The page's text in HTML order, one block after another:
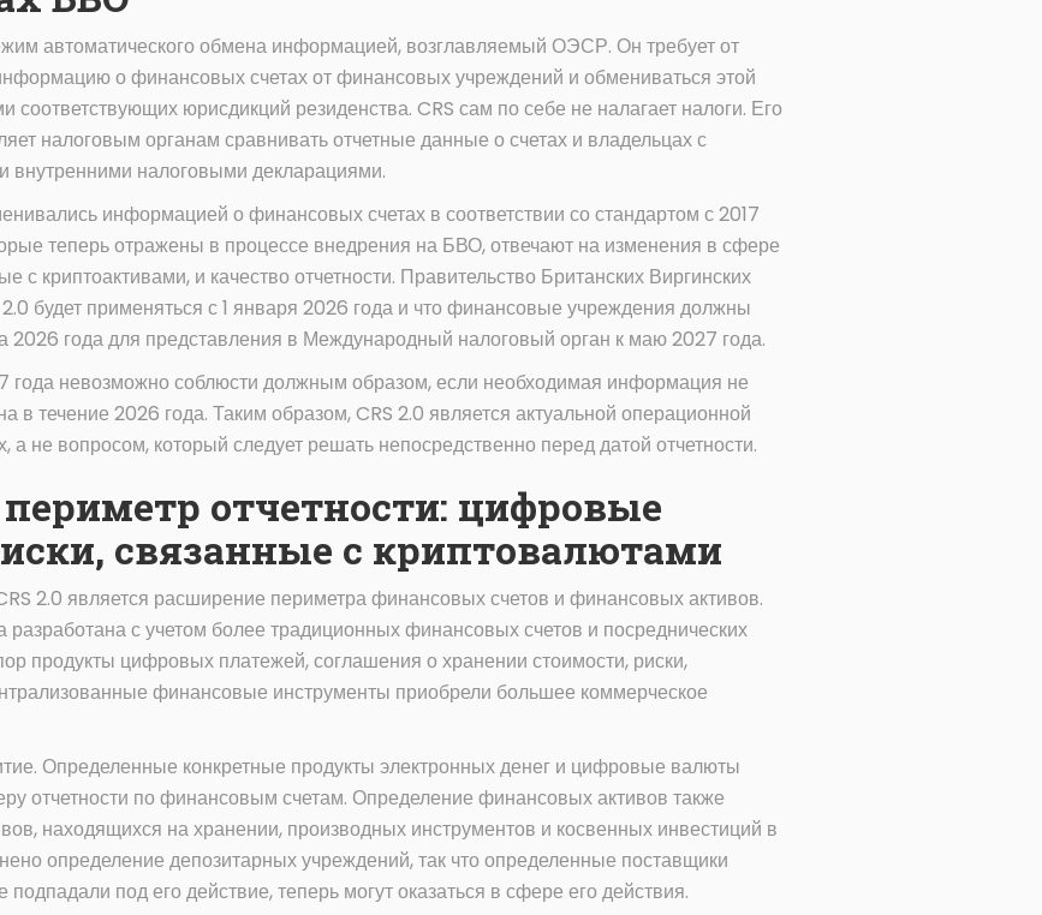
автоматического обмена информацией, возглавляемый ОЭСР. Он требует от
о финансовых счетах от финансовых учреждений и обмениваться этой
юрисдикций резиденства. CRS сам по себе не налагает налоги. Его
налоговым органам сравнивать отчетные данные о счетах и владельцах с
внутренними налоговыми декларациями.
информацией о финансовых счетах в соответствии со стандартом с 2017
теперь отражены в процессе внедрения на БВО, отвечают на изменения в сфере
криптоактивами, и качество отчетности. Правительство Британских Виргинских
будет применяться с 1 января 2026 года и что финансовые учреждения должны
года для представления в Международный налоговый орган к маю 2027 года.
года невозможно соблюсти должным образом, если необходимая информация не
в течение 2026 года. Таким образом, CRS 2.0 является актуальной операционной
а не вопросом, который следует решать непосредственно перед датой отчетности.
отчетности: цифровые
связанные с криптовалютами
2.0 является расширение периметра финансовых счетов и финансовых активов.
разработана с учетом более традиционных финансовых счетов и посреднических
продукты цифровых платежей, соглашения о хранении стоимости, риски,
финансовые инструменты приобрели большее коммерческое
Определенные конкретные продукты электронных денег и цифровые валюты
отчетности по финансовым счетам. Определение финансовых активов также
находящихся на хранении, производных инструментов и косвенных инвестиций в
определение депозитарных учреждений, так что определенные поставщики
под его действие, теперь могут оказаться в сфере его действия.